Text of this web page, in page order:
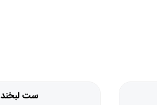
ست لبخند